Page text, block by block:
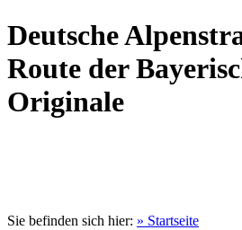
Deutsche
Route der
Originale
Sie befinden sich hier: » Startseite